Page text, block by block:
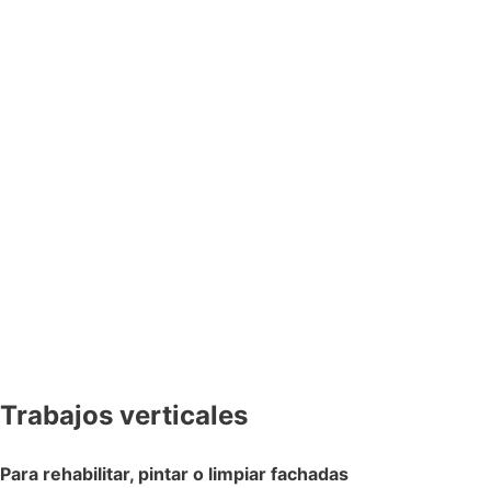
Trabajos verticales
Para rehabilitar, pintar o limpiar fachadas